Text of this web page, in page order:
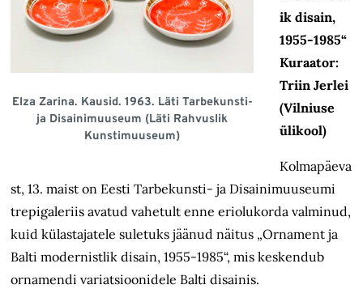
Elza Zarina. Kausid. 1963. Läti Tarbekunsti-
ja Disainimuuseum (Läti Rahvuslik
Kunstimuuseum)
ik disain,
1955-1985“
Kuraator:
Triin Jerlei
(Vilniuse
ülikool)
Kolmapäeva
st, 13. maist on Eesti Tarbekunsti- ja Disainimuuseumi
trepigaleriis avatud vahetult enne eriolukorda valminud,
kuid külastajatele suletuks jäänud näitus „Ornament ja
Balti modernistlik disain, 1955-1985“, mis keskendub
ornamendi variatsioonidele Balti disainis.